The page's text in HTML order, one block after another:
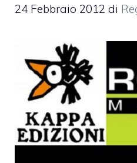
24 Febbraio 2012 di